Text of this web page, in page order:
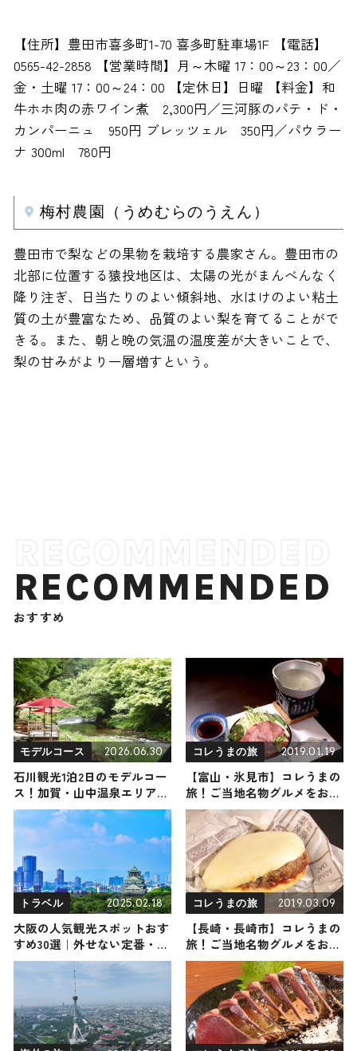
【住所】豊田市喜多町1-70 喜多町駐車場1F 【電話】
0565-42-2858 【営業時間】月～木曜 17：00～23：00／
金・土曜 17：00～24：00 【定休日】日曜 【料金】和
牛ホホ肉の赤ワイン煮 2,300円／三河豚のパテ・ド・
カンパーニュ 950円 ブレッツェル 350円／パウラー
ナ 300ml 780円
梅村農園（うめむらのうえん）
豊田市で梨などの果物を栽培する農家さん。豊田市の
北部に位置する猿投地区は、太陽の光がまんべんなく
降り注ぎ、日当たりのよい傾斜地、水はけのよい粘土
質の土が豊富なため、品質のよい梨を育てることがで
きる。また、朝と晩の気温の温度差が大きいことで、
梨の甘みがより一層増すという。
RECOMMENDED
おすすめ
モデルコース 2026.06.30
石川観光1泊2日のモデルコー
ス！加賀・山中温泉エリアの
人気スポット・名所を満喫で
きる王道の旅程を紹介
コレうまの旅 2019.01.19
【富山・氷見市】コレうまの
旅！ご当地名物グルメをお届
け
トラベル 2025.02.18
大阪の人気観光スポットおす
すめ30選｜外せない定番・名
所から穴場まで見どころ満載
の観光地を紹介
コレうまの旅 2019.03.09
【長崎・長崎市】コレうまの
旅！ご当地名物グルメをお届
け